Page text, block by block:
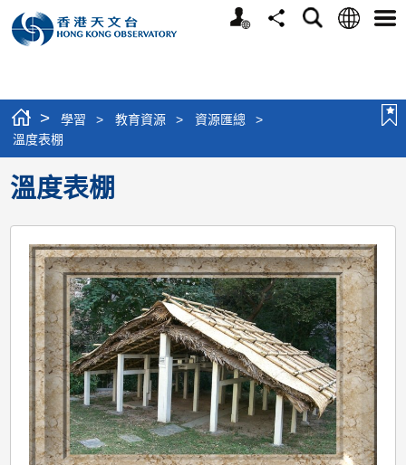
個
分
搜
語
選
> 學習 > 教育資源 > 資源匯總
>
溫度表棚
溫度表棚